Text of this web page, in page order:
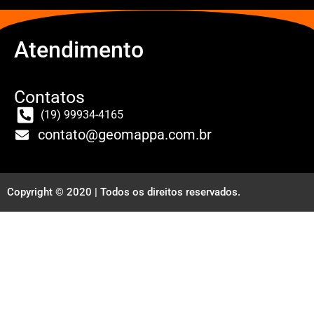
Atendimento
Contatos
(19) 99934-4165
contato@geomappa.com.br
Copyright © 2020 | Todos os direitos reservados.